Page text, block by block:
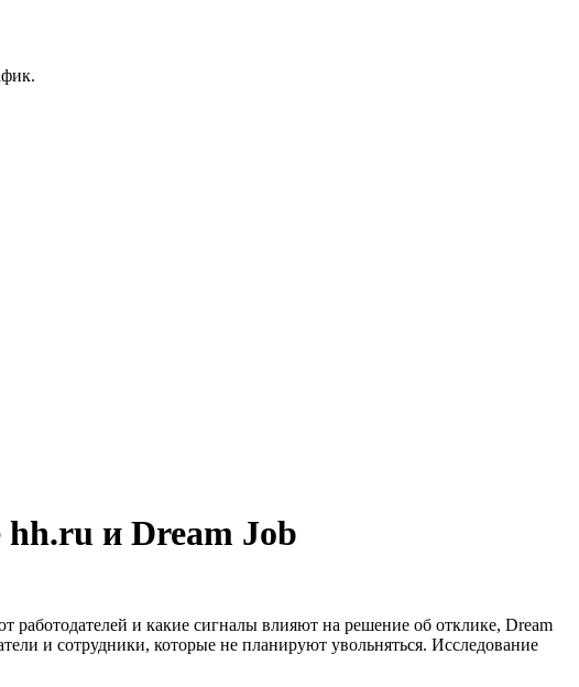
hh.ru и Dream Job
и какие сигналы влияют на решение об отклике, Dream
и сотрудники, которые не планируют увольняться. Исследование